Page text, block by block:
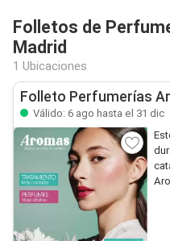
Folletos de
Madrid
1 Ubicaciones
Folleto Perfumerías
Válido: 6 ago hasta el 31 dic